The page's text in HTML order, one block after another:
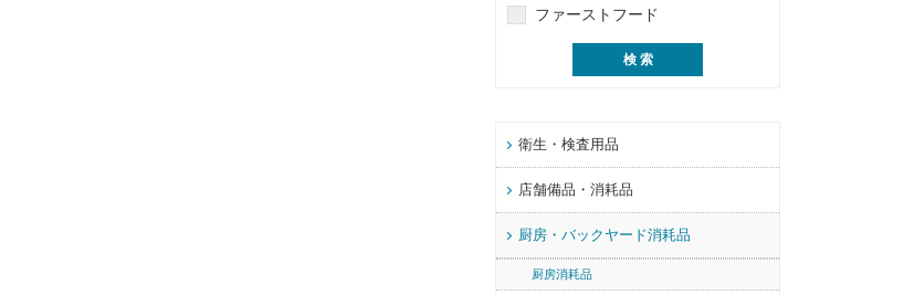
ファーストフード
衛生・検査用品
店舗備品・消耗品
厨房・バックヤード消耗品
厨房消耗品